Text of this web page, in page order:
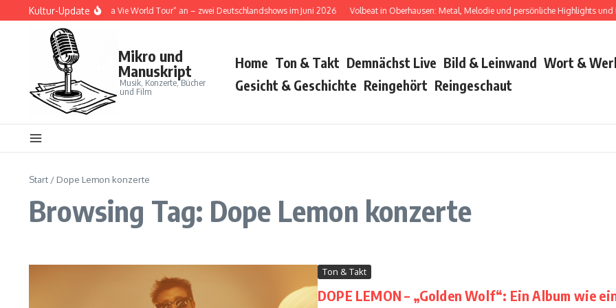
Zum Inhalt springen
Kultur-Update
Cat kündigt „Tour Ma Vie World Tour“ an – zwei Deutschlandshows im Juni 2026 Volbeat in Oberhausen: Metal, Melodie und persönliche Highlights und Bush
Mikro und
Manuskript
Musik, Konzerte, Bücher
und Film
Home Ton & Takt Demnächst Live Bild & Leinwand Wort &
Gesicht & Geschichte Reingehört Reingeschaut
Start / Dope Lemon konzerte
Browsing Tag: Dope Lemon konzerte
Ton & Takt
DOPE LEMON – „Golden Wolf“: Ein Album wie